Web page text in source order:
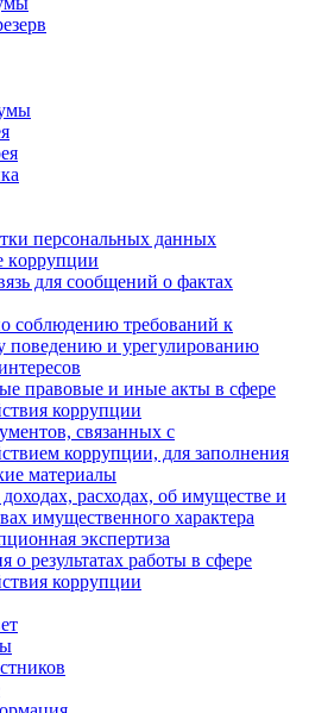
персональных данных
кoрpупции
для сообщений о фактах
соблюдению требований к
поведению и урегулированию
правовые и иные акты в сфере
коррупции
связанных с
коррупции, для заполнения
материалы
расходах, об имуществе и
имущественного характера
экспертиза
о результатах работы в сфере
коррупции